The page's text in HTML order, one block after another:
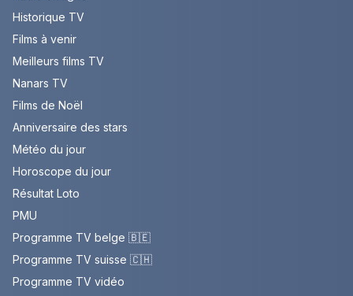
Historique TV
Films à venir
Meilleurs films TV
Nanars TV
Films de Noël
Anniversaire des stars
Météo du jour
Horoscope du jour
Résultat Loto
PMU
Programme TV belge 🇧🇪
Programme TV suisse 🇨🇭
Programme TV vidéo